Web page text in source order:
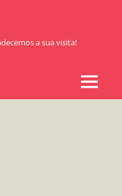
a sua visita!
MENU